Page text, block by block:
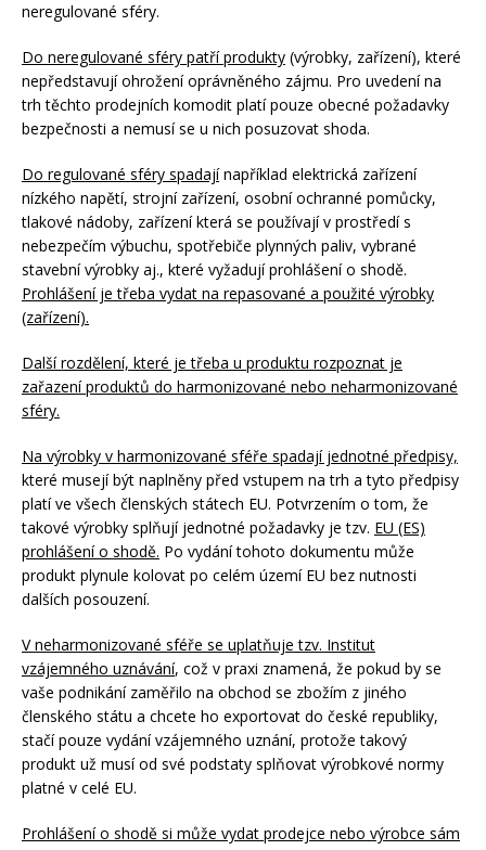
neregulované sféry.
Do neregulované sféry patří produkty (výrobky, zařízení), které
nepředstavují ohrožení oprávněného zájmu. Pro uvedení na
trh těchto prodejních komodit platí pouze obecné požadavky
bezpečnosti a nemusí se u nich posuzovat shoda.
Do regulované sféry spadajínapříklad elektrická zařízení
nízkého napětí, strojní zařízení, osobní ochranné pomůcky,
tlakové nádoby, zařízení která se používají v prostředí s
nebezpečím výbuchu, spotřebiče plynných paliv, vybrané
stavební výrobky aj., které vyžadují prohlášení o shodě.
Prohlášení je třeba vydat na repasované a použité výrobky
(zařízení).
Další rozdělení, které je třeba u produktu rozpoznat je
zařazení produktů do harmonizované nebo neharmonizované
sféry.
Na výrobky v harmonizované sféře spadají jednotné předpisy,
které musejí být naplněny před vstupem na trh a tyto předpisy
platí ve všech členských státech EU. Potvrzením o tom, že
takové výrobky splňují jednotné požadavky je tzv. EU (ES)
prohlášení o shodě. Po vydání tohoto dokumentu může
produkt plynule kolovat po celém území EU bez nutnosti
dalších posouzení.
V neharmonizované sféře se uplatňuje tzv. Institut
vzájemného uznávání, což v praxi znamená, že pokud by se
vaše podnikání zaměřilo na obchod se zbožím z jiného
členského státu a chcete ho exportovat do české republiky,
stačí pouze vydání vzájemného uznání, protože takový
produkt už musí od své podstaty splňovat výrobkové normy
platné v celé EU.
Prohlášení o shodě si může vydat prodejce nebo výrobce sám